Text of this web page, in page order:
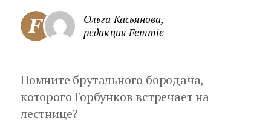
Ольга Касьянова,
редакция Femmie
Помните брутального бородача,
которого Горбунков встречает на
лестнице?